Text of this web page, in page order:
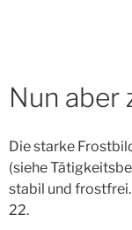
Nun aber
Die starke
(siehe
stabil und
22.